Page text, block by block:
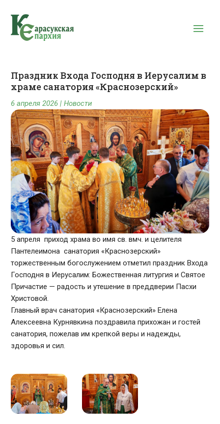
Праздник Входа Господня в Иерусалим в
храме санатория «Краснозерский»
6 апреля 2026 |Новости
5 апреля приход храма во имя св. вмч. и целителя
Пантелеимона санатория «Краснозерский»
торжественным богослужением отметил праздник Входа
Господня в Иерусалим: Божественная литургия и Святое
Причастие — радость и утешение в преддверии Пасхи
Христовой.
Главный врач санатория «Краснозерский» Елена
Алексеевна Курнявкина поздравила прихожан и гостей
санатория, пожелав им крепкой веры и надежды,
здоровья и сил.